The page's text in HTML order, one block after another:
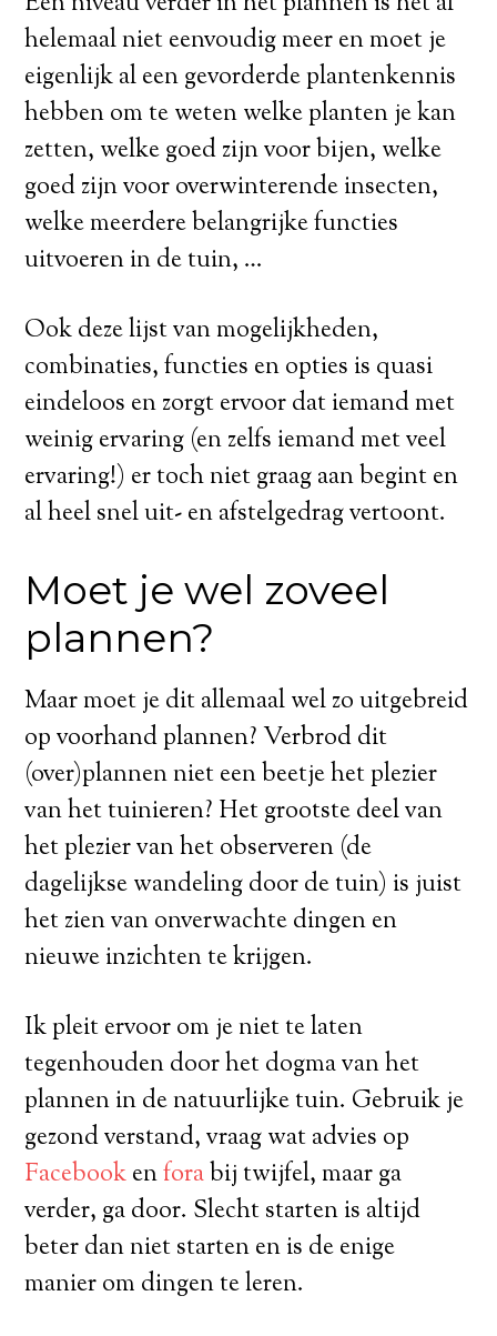
helemaal niet eenvoudig meer en moet je
eigenlijk al een gevorderde plantenkennis
hebben om te weten welke planten je kan
zetten, welke goed zijn voor bijen, welke
goed zijn voor overwinterende insecten,
welke meerdere belangrijke functies
uitvoeren in de tuin, …
Ook deze lijst van mogelijkheden,
combinaties, functies en opties is quasi
eindeloos en zorgt ervoor dat iemand met
weinig ervaring (en zelfs iemand met veel
ervaring!) er toch niet graag aan begint en
al heel snel uit- en afstelgedrag vertoont.
Moet je wel zoveel
plannen?
Maar moet je dit allemaal wel zo uitgebreid
op voorhand plannen? Verbrod dit
(over)plannen niet een beetje het plezier
van het tuinieren? Het grootste deel van
het plezier van het observeren (de
dagelijkse wandeling door de tuin) is juist
het zien van onverwachte dingen en
nieuwe inzichten te krijgen.
Ik pleit ervoor om je niet te laten
tegenhouden door het dogma van het
plannen in de natuurlijke tuin. Gebruik je
gezond verstand, vraag wat advies op
Facebookenforabij twijfel, maar ga
verder, ga door. Slecht starten is altijd
beter dan niet starten en is de enige
manier om dingen te leren.